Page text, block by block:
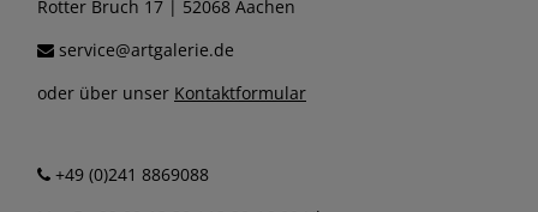
Rotter Bruch 17 | 52068 Aachen
service@artgalerie.de
oder über unser Kontaktformular
+49 (0)241 8869088